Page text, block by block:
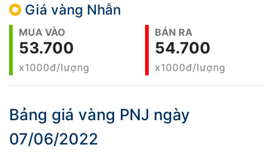
Giá vàng Nhẫn
MUA VÀO
53.700
x1000đ/lượng
BÁN RA
54.700
x1000đ/lượng
Bảng giá vàng PNJ ngày
07/06/2022